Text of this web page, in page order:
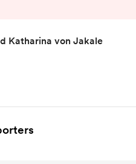
Katharina von Jakale